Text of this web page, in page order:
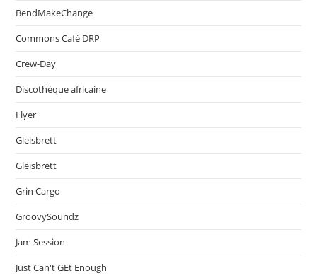
BendMakeChange
Commons Café DRP
Crew-Day
Discothèque africaine
Flyer
Gleisbrett
Gleisbrett
Grin Cargo
GroovySoundz
Jam Session
Just Can't GEt Enough